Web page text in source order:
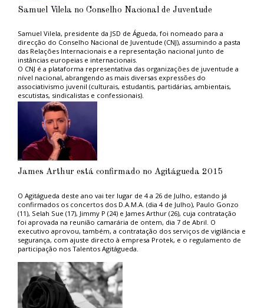
No passado sábado, 28 de Novembro, o presidente do município, Gil
Natal, num momento acompanhado por centenas de pessoas.
Samuel Vilela no Conselho Nacional de Juventude
Samuel Vilela, presidente da JSD de Águeda, foi nomeado para a
direcção do Conselho Nacional de Juventude (CNJ), assumindo a pasta
das Relações Internacionais e a representação nacional junto de
instâncias europeias e internacionais.
O CNJ é a plataforma representativa das organizações de juventude a
nível nacional, abrangendo as mais diversas expressões do
associativismo juvenil (culturais, estudantis, partidárias, ambientais,
escutistas, sindicalistas e confessionais).
Samuel Vilela, de 26 anos, encontra-se a frequentar um programa de
Doutoramento na Faculdade de Economia da Universidade de
Coimbra e conta já com uma vasta experiência ao nível associativo e
político.
Já presidiu ao Núcleo de Estudantes de Relações Internacionais, foi
vice-presidente da Associação Académica de Coimbra e membro do
Conselho Geral da Universidade de Coimbra.
James Arthur está confirmado no Agitágueda 2015
O Agitágueda deste ano vai ter lugar de 4 a 26 de Julho, estando já
confirmados os concertos dos D.A.M.A. (dia 4 de Julho), Paulo Gonzo
(11), Selah Sue (17), Jimmy P (24) e James Arthur (26), cuja contratação
foi aprovada na reunião camarária de ontem, dia 7 de Abril. O
executivo aprovou, também, a contratação dos serviços de vigilância e
segurança, com ajuste directo à empresa Protek, e o regulamento de
participação nos Talentos Agitágueda.